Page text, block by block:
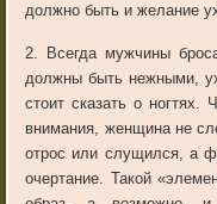
должно быть и желание
2. Всегда мужчины
должны быть нежными,
стоит сказать о
внимания, женщина не
отрос или слущился, а
очертание. Такой